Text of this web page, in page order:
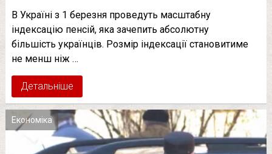
В Україні з 1 березня проведуть масштабну
індексацію пенсій, яка зачепить абсолютну
більшість українців. Розмір індексації становитиме
не менш ніж …
Детальніше
Економіка